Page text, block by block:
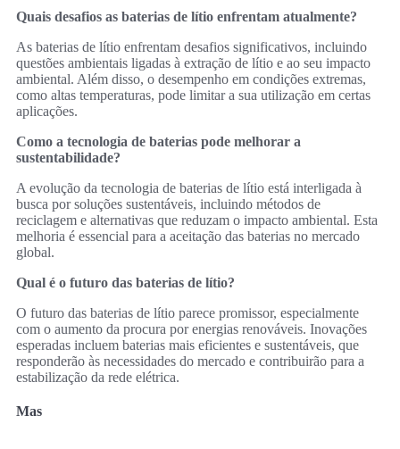
Quais desafios as baterias de lítio enfrentam atualmente?
As baterias de lítio enfrentam desafios significativos, incluindo
questões ambientais ligadas à extração de lítio e ao seu impacto
ambiental. Além disso, o desempenho em condições extremas,
como altas temperaturas, pode limitar a sua utilização em certas
aplicações.
Como a tecnologia de baterias pode melhorar a
sustentabilidade?
A evolução da tecnologia de baterias de lítio está interligada à
busca por soluções sustentáveis, incluindo métodos de
reciclagem e alternativas que reduzam o impacto ambiental. Esta
melhoria é essencial para a aceitação das baterias no mercado
global.
Qual é o futuro das baterias de lítio?
O futuro das baterias de lítio parece promissor, especialmente
com o aumento da procura por energias renováveis. Inovações
esperadas incluem baterias mais eficientes e sustentáveis, que
responderão às necessidades do mercado e contribuirão para a
estabilização da rede elétrica.
Mas